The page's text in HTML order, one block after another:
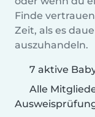
Finde
Zeit, als es
auszuhandeln.
7 aktive
Alle